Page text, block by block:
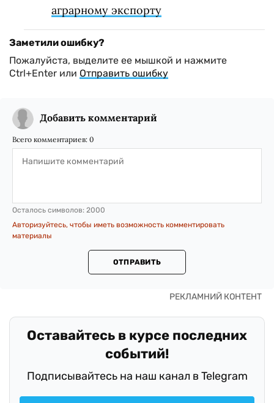
аграрному экспорту
Заметили ошибку?
Пожалуйста, выделите ее мышкой и нажмите
Ctrl+Enter или Отправить ошибку
Добавить комментарий
Всего комментариев: 0
Осталось символов: 2000
Авторизуйтесь, чтобы иметь возможность комментировать
материалы
ОТПРАВИТЬ
Оставайтесь в курсе последних
событий!
Подписывайтесь на наш канал в Telegram